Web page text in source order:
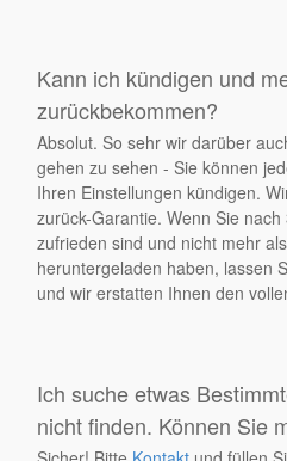
Kann ich kündigen und
zurückbekommen?
Absolut. So sehr wir darüber
gehen zu sehen - Sie können
Ihren Einstellungen kündigen.
zurück-Garantie. Wenn Sie
zufrieden sind und nicht mehr
heruntergeladen haben, lassen
und wir erstatten Ihnen den
Ich suche etwas
nicht finden. Können Sie